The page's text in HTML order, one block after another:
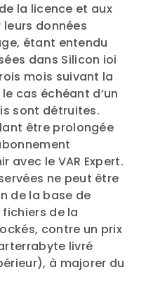
la licence et aux
données
étant entendu
dans Silicon ioi
mois suivant la
cas échéant d’un
sont détruites.
être prolongée
avec le VAR Expert.
ne peut être
de la base de
de la
contre un prix
livré
à majorer du